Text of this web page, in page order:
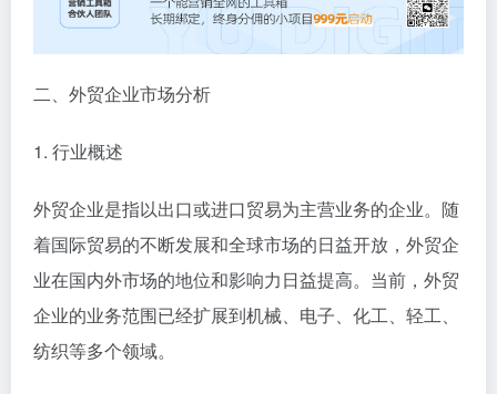
二、外贸企业市场分析
1. 行业概述
外贸企业是指以出口或进口贸易为主营业务的企业。随
着国际贸易的不断发展和全球市场的日益开放，外贸企
业在国内外市场的地位和影响力日益提高。当前，外贸
企业的业务范围已经扩展到机械、电子、化工、轻工、
纺织等多个领域。